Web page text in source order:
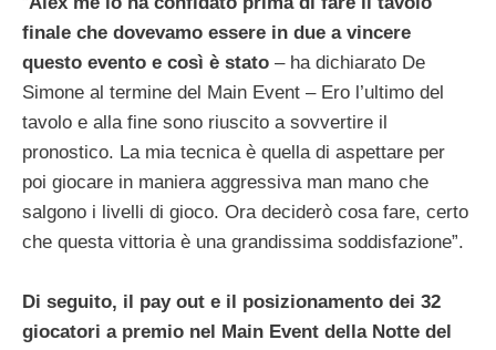
finale che dovevamo essere in due a vincere
questo evento e così è stato – ha dichiarato De
Simone al termine del Main Event – Ero l’ultimo del
tavolo e alla fine sono riuscito a sovvertire il
pronostico. La mia tecnica è quella di aspettare per
poi giocare in maniera aggressiva man mano che
salgono i livelli di gioco. Ora deciderò cosa fare, certo
che questa vittoria è una grandissima soddisfazione”.
Di seguito, il pay out e il posizionamento dei 32
giocatori a premio nel Main Event della Notte del